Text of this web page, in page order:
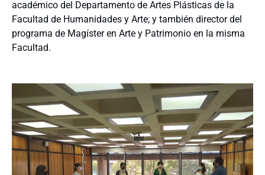
académico del Departamento de Artes Plásticas de la
Facultad de Humanidades y Arte; y también director del
programa de Magíster en Arte y Patrimonio en la misma
Facultad.